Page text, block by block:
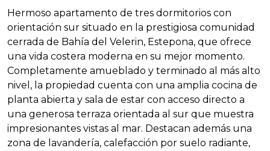
Hermoso apartamento de tres dormitorios con
orientación sur situado en la prestigiosa comunidad
cerrada de Bahía del Velerin, Estepona, que ofrece
una vida costera moderna en su mejor momento.
Completamente amueblado y terminado al más alto
nivel, la propiedad cuenta con una amplia cocina de
planta abierta y sala de estar con acceso directo a
una generosa terraza orientada al sur que muestra
impresionantes vistas al mar. Destacan además una
zona de lavandería, calefacción por suelo radiante,